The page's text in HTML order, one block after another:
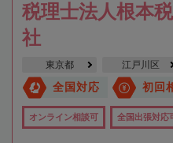
税理士法人根本
社
東京都 江戸川区
全国対応 初回
オンライン相談可 全国出張対応